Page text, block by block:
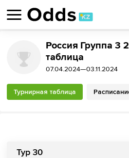
Россия Группа 3
таблица
07.04.2024—03.11.2024
Турнирная таблица
Тур 30